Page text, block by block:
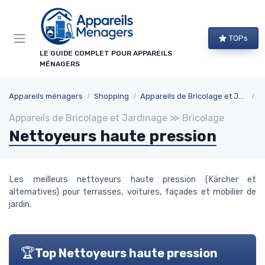
LE GUIDE COMPLET POUR APPAREILS
MÉNAGERS
TOPs
Appareils ménagers Shopping Appareils de Bricolage et Jardinage
Appareils de Bricolage et Jardinage ≫ Bricolage
Nettoyeurs haute pression
Les meilleurs nettoyeurs haute pression (Kärcher et
alternatives) pour terrasses, voitures, façades et mobilier de
jardin.
🏆Top Nettoyeurs haute pression
×
NEWSLETTER APPAREILS MÉNAGERS
Ne ratez aucun bon plan !
Guides d'achat, comparatifs exclusifs et alertes
meilleur directement dans votre boîte mail.
Guides d'achat Tendances
→ Je m'abonne
Panneau de gestion des cookies